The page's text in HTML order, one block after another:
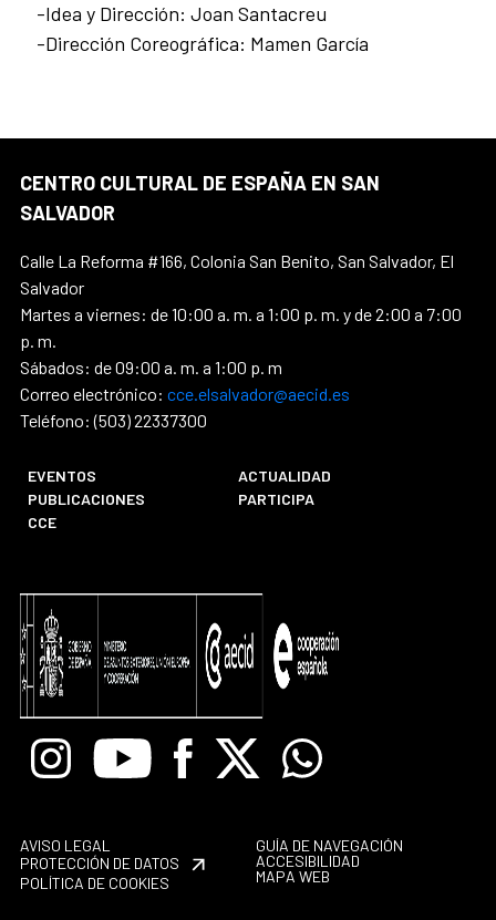
-Idea y Dirección: Joan Santacreu
-Dirección Coreográfica: Mamen García
CENTRO CULTURAL DE ESPAÑA EN SAN
SALVADOR
Calle La Reforma #166, Colonia San Benito, San Salvador, El
Salvador
Martes a viernes: de 10:00 a. m. a 1:00 p. m. y de 2:00 a 7:00
p. m.
Sábados: de 09:00 a. m. a 1:00 p. m
Correo electrónico: cce.elsalvador@aecid.es
Teléfono: (503) 22337300
EVENTOS
ACTUALIDAD
PUBLICACIONES
PARTICIPA
CCE
InstagramYoutube Facebook
X Whatsapp
AVISO LEGAL
PROTECCIÓN DE DATOS
POLÍTICA DE COOKIES
GUÍA DE NAVEGACIÓN
ACCESIBILIDAD
MAPA WEB